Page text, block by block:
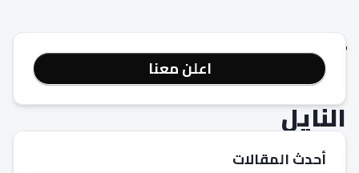
تردد
قناة
النايل
دراما
اعلن معنا
أحدث المقالات